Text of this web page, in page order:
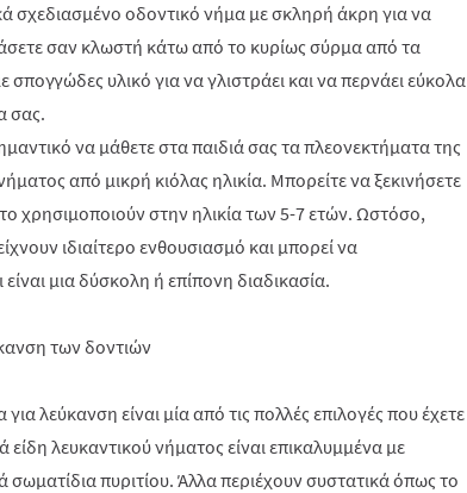
σχεδιασμένο οδοντικό νήμα με σκληρή άκρη για να
σαν κλωστή κάτω από το κυρίως σύρμα από τα
σπογγώδες υλικό για να γλιστράει και να περνάει εύκολα
σας.
να μάθετε στα παιδιά σας τα πλεονεκτήματα της
από μικρή κιόλας ηλικία. Μπορείτε να ξεκινήσετε
χρησιμοποιούν στην ηλικία των 5-7 ετών. Ωστόσο,
ιδιαίτερο ενθουσιασμό και μπορεί να
μια δύσκολη ή επίπονη διαδικασία.
των δοντιών
λεύκανση είναι μία από τις πολλές επιλογές που έχετε
λευκαντικού νήματος είναι επικαλυμμένα με
σωματίδια πυριτίου. Άλλα περιέχουν συστατικά όπως το